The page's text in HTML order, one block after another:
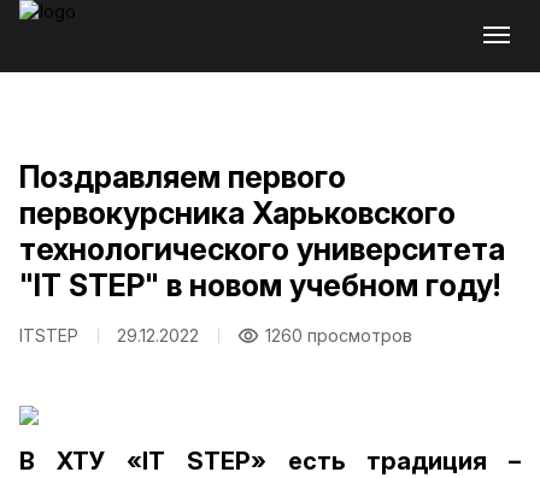
Поздравляем первого
первокурсника Харьковского
технологического университета
"IT STEP" в новом учебном году!
ITSTEP 29.12.2022 1260 просмотров
В ХТУ «IT STEP» есть традиция –